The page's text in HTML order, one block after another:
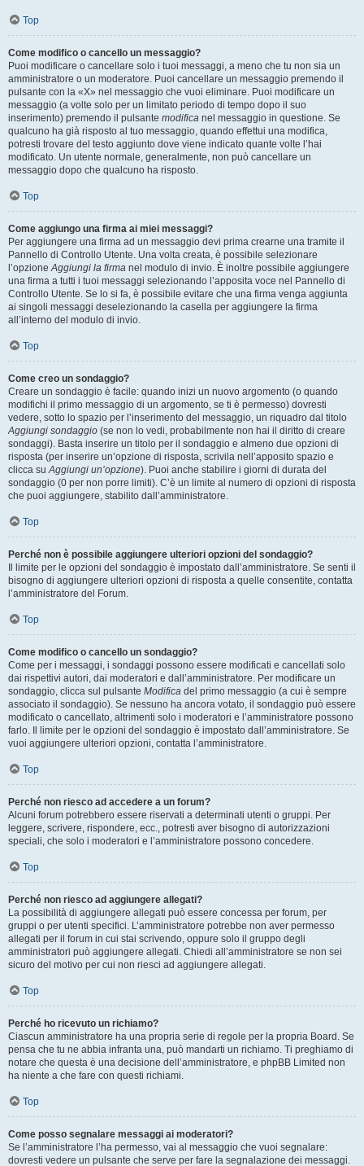
Top
Come modifico o cancello un messaggio?
Puoi modificare o cancellare solo i tuoi messaggi, a meno che tu non sia un
amministratore o un moderatore. Puoi cancellare un messaggio premendo il
pulsante con la «X» nel messaggio che vuoi eliminare. Puoi modificare un
messaggio (a volte solo per un limitato periodo di tempo dopo il suo
inserimento) premendo il pulsante modifica nel messaggio in questione. Se
qualcuno ha già risposto al tuo messaggio, quando effettui una modifica,
potresti trovare del testo aggiunto dove viene indicato quante volte l’hai
modificato. Un utente normale, generalmente, non può cancellare un
messaggio dopo che qualcuno ha risposto.
Top
Come aggiungo una firma ai miei messaggi?
Per aggiungere una firma ad un messaggio devi prima crearne una tramite il
Pannello di Controllo Utente. Una volta creata, è possibile selezionare
l’opzioneAggiungi la firma nel modulo di invio. È inoltre possibile aggiungere
una firma a tutti i tuoi messaggi selezionando l’apposita voce nel Pannello di
Controllo Utente. Se lo si fa, è possibile evitare che una firma venga aggiunta
ai singoli messaggi deselezionando la casella per aggiungere la firma
all’interno del modulo di invio.
Top
Come creo un sondaggio?
Creare un sondaggio è facile: quando inizi un nuovo argomento (o quando
modifichi il primo messaggio di un argomento, se ti è permesso) dovresti
vedere, sotto lo spazio per l’inserimento del messaggio, un riquadro dal titolo
Aggiungi sondaggio (se non lo vedi, probabilmente non hai il diritto di creare
sondaggi). Basta inserire un titolo per il sondaggio e almeno due opzioni di
risposta (per inserire un’opzione di risposta, scrivila nell’apposito spazio e
clicca suAggiungi un’opzione). Puoi anche stabilire i giorni di durata del
sondaggio (0 per non porre limiti). C’è un limite al numero di opzioni di risposta
che puoi aggiungere, stabilito dall’amministratore.
Top
Perché non è possibile aggiungere ulteriori opzioni del sondaggio?
Il limite per le opzioni del sondaggio è impostato dall’amministratore. Se senti il
bisogno di aggiungere ulteriori opzioni di risposta a quelle consentite, contatta
l’amministratore del Forum.
Top
Come modifico o cancello un sondaggio?
Come per i messaggi, i sondaggi possono essere modificati e cancellati solo
dai rispettivi autori, dai moderatori e dall’amministratore. Per modificare un
sondaggio, clicca sul pulsante Modifica del primo messaggio (a cui è sempre
associato il sondaggio). Se nessuno ha ancora votato, il sondaggio può essere
modificato o cancellato, altrimenti solo i moderatori e l’amministratore possono
farlo. Il limite per le opzioni del sondaggio è impostato dall’amministratore. Se
vuoi aggiungere ulteriori opzioni, contatta l’amministratore.
Top
Perché non riesco ad accedere a un forum?
Alcuni forum potrebbero essere riservati a determinati utenti o gruppi. Per
leggere, scrivere, rispondere, ecc., potresti aver bisogno di autorizzazioni
speciali, che solo i moderatori e l’amministratore possono concedere.
Top
Perché non riesco ad aggiungere allegati?
La possibilità di aggiungere allegati può essere concessa per forum, per
gruppi o per utenti specifici. L’amministratore potrebbe non aver permesso
allegati per il forum in cui stai scrivendo, oppure solo il gruppo degli
amministratori può aggiungere allegati. Chiedi all’amministratore se non sei
sicuro del motivo per cui non riesci ad aggiungere allegati.
Top
Perché ho ricevuto un richiamo?
Ciascun amministratore ha una propria serie di regole per la propria Board. Se
pensa che tu ne abbia infranta una, può mandarti un richiamo. Ti preghiamo di
notare che questa è una decisione dell’amministratore, e phpBB Limited non
ha niente a che fare con questi richiami.
Top
Come posso segnalare messaggi ai moderatori?
Se l’amministratore l’ha permesso, vai al messaggio che vuoi segnalare:
dovresti vedere un pulsante che serve per fare la segnalazione dei messaggi.